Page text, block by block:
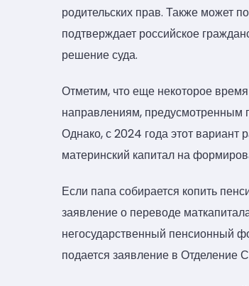
родительских прав. Также может
подтверждает российское
решение суда.
Отметим, что еще некоторое
направлениям, предусмотренным
Однако, с 2024 года этот вариант
материнский капитал на
Если папа собирается копить
заявление о переводе
негосударственный пенсионный
подается заявление в Отделение